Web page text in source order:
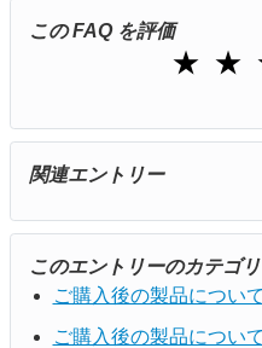
この FAQ を評価
★1★2
関連エントリー
このエントリーのカテゴ
ご購入後の製品につい
ご購入後の製品につい